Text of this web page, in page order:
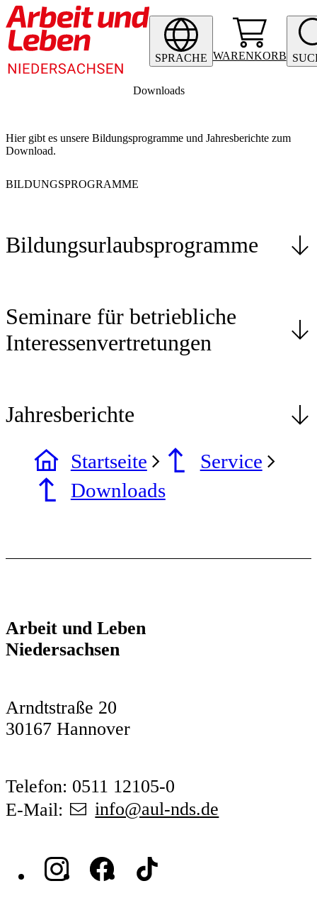
SPRACHE WARENKORB
Downloads
Hier gibt es unsere Bildungsprogramme und Jahresberichte zum
Download.
BILDUNGSPROGRAMME
Bildungsurlaubsprogramme
Seminare für betriebliche
Interessenvertretungen
Jahresberichte
Startseite
Service
Downloads
Arbeit und Leben
Niedersachsen
Arndtstraße 20
30167 Hannover
Telefon: 0511 12105-0
E-Mail:
info@aul-nds.de